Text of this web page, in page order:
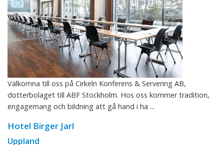
Välkomna till oss på Cirkeln Konferens & Servering AB,
dotterbolaget till ABF Stockholm. Hos oss kommer tradition,
engagemang och bildning att gå hand i ha ...
Hotel Birger Jarl
Uppland